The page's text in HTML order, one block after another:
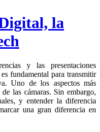
la
y las presentaciones
fundamental para transmitir
Uno de los aspectos más
las cámaras. Sin embargo,
y entender la diferencia
una gran diferencia en